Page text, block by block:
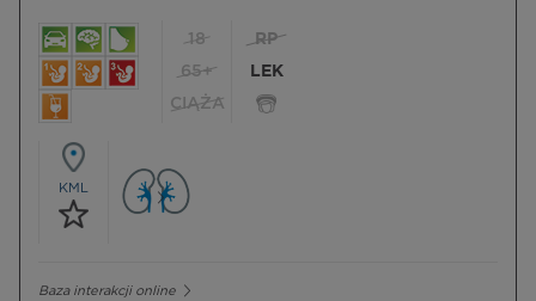
18
65+
CIĄŻA
RP
LEK
KML
Baza interakcji online